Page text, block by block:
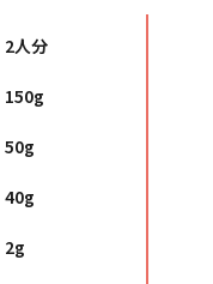
2人分
150g
50g
40g
2g